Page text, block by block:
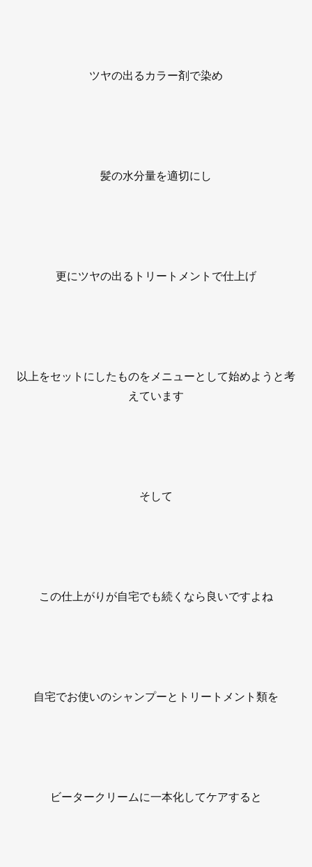
ツヤの出るカラー剤で染め
髪の水分量を適切にし
更にツヤの出るトリートメントで仕上げ
以上をセットにしたものをメニューとして始めようと考
えています
そして
この仕上がりが自宅でも続くなら良いですよね
自宅でお使いのシャンプーとトリートメント類を
ビータークリームに一本化してケアすると